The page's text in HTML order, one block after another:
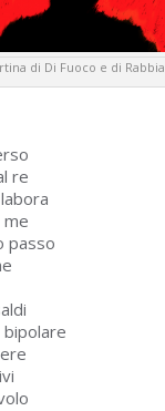
di Di Fuoco e di Rabbia
re
me
passo
bipolare